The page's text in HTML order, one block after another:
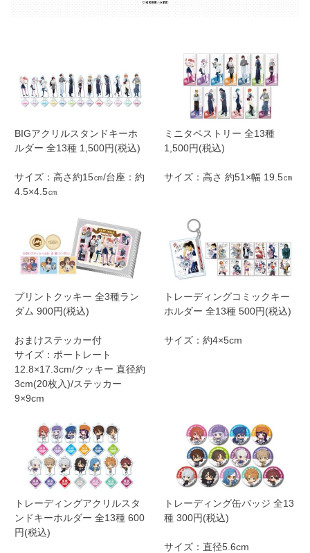
BIGアクリルスタンドキーホ
ルダー 全13種 1,500円(税込)
サイズ：高さ約15㎝/台座：約
4.5×4.5㎝
ミニタペストリー 全13種
1,500円(税込)
サイズ：高さ 約51×幅 19.5㎝
プリントクッキー 全3種ラン
ダム 900円(税込)
おまけステッカー付
サイズ：ポートレート
12.8×17.3cm/クッキー 直径約
3cm(20枚入)/ステッカー
9×9cm
トレーディングコミックキー
ホルダー 全13種 500円(税込)
サイズ：約4×5cm
トレーディングアクリルスタ
ンドキーホルダー 全13種 600
円(税込)
トレーディング缶バッジ 全13
種 300円(税込)
サイズ：直径5.6cm